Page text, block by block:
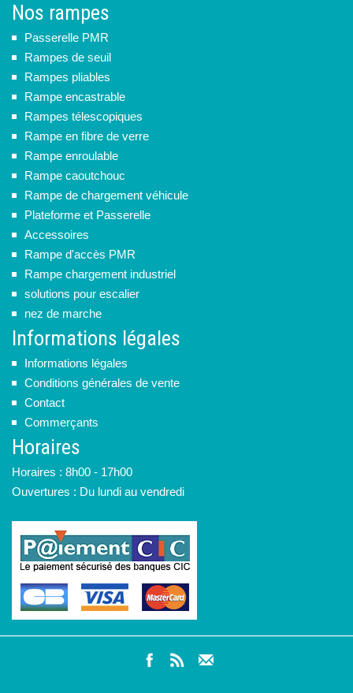
Nos rampes
Passerelle PMR
Rampes de seuil
Rampes pliables
Rampe encastrable
Rampes télescopiques
Rampe en fibre de verre
Rampe enroulable
Rampe caoutchouc
Rampe de chargement véhicule
Plateforme et Passerelle
Accessoires
Rampe d'accès PMR
Rampe chargement industriel
solutions pour escalier
nez de marche
Informations légales
Informations légales
Conditions générales de vente
Contact
Commerçants
Horaires
Horaires : 8h00 - 17h00
Ouvertures : Du lundi au vendredi